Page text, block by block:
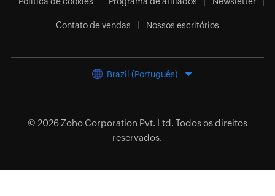
Contato de vendas Nossos escritórios
Brazil (Português)
© 2026 Zoho Corporation Pvt. Ltd. Todos os direitos
reservados.